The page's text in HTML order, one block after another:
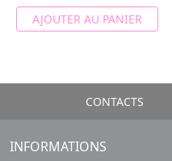
AJOUTER AU PANIER
CONTACTS
INFORMATIONS